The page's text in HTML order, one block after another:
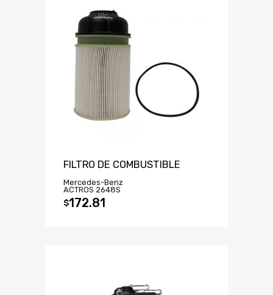
FILTRO DE COMBUSTIBLE
Mercedes-Benz
ACTROS 2648S
$172.81